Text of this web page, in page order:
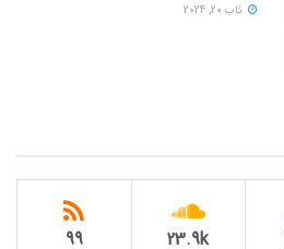
ئاب 20, 2024
23.9k
99